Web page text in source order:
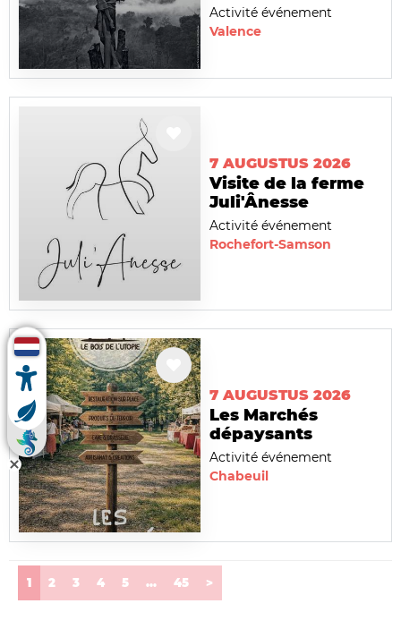
Activité événement
Valence
7 AUGUSTUS 2026
Visite de la ferme
Juli'Ânesse
Activité événement
Rochefort-Samson
7 AUGUSTUS 2026
Les Marchés
dépaysants
Activité événement
Chabeuil
1(current)
2 3 4 5 ... 45 >